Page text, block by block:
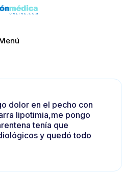
dolor en el pecho con
lipotimia,me pongo
tenía que
y quedó todo